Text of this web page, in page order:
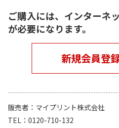
ご購入には、インターネ
が必要になります。
新規会員登
販売者
マイプリント株式会社
TEL
0120-710-132